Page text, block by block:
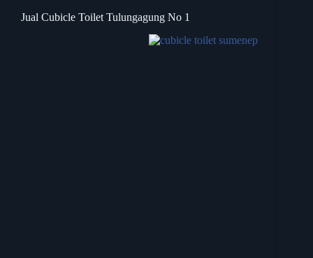
Jual Cubicle Toilet Tulungagung No 1